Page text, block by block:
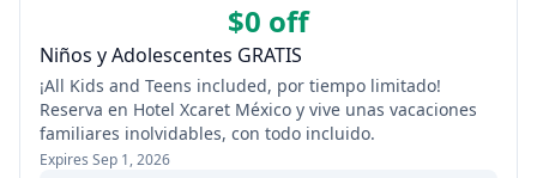
$0 off
Niños y Adolescentes GRATIS
¡All Kids and Teens included, por tiempo limitado!
Reserva en Hotel Xcaret México y vive unas vacaciones
familiares inolvidables, con todo incluido.
Expires Sep 1, 2026